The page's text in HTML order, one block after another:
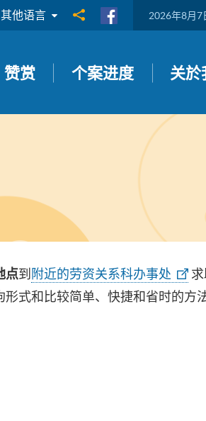
其他语言 分享到 2026年8月7
赞赏 个案进度 关於
点到附近的劳资关系科办事处
式和比较简单、快捷和省时的方